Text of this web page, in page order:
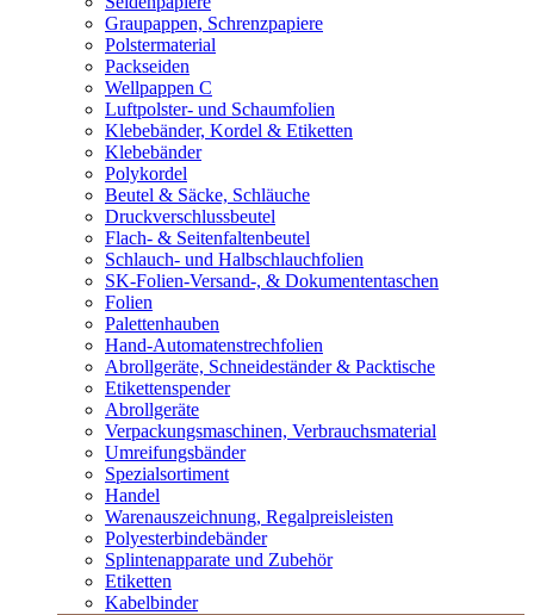
Graupappen, Schrenzpapiere
Polstermaterial
Packseiden
Wellpappen C
Luftpolster- und Schaumfolien
Klebebänder, Kordel & Etiketten
Klebebänder
Polykordel
Beutel & Säcke, Schläuche
Druckverschlussbeutel
Flach- & Seitenfaltenbeutel
Schlauch- und Halbschlauchfolien
SK-Folien-Versand-, & Dokumententaschen
Folien
Palettenhauben
Hand-Automatenstrechfolien
Abrollgeräte, Schneideständer & Packtische
Etikettenspender
Abrollgeräte
Verpackungsmaschinen, Verbrauchsmaterial
Umreifungsbänder
Spezialsortiment
Handel
Warenauszeichnung, Regalpreisleisten
Polyesterbindebänder
Splintenapparate und Zubehör
Etiketten
Kabelbinder